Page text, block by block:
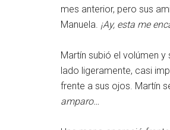
mes anterior, pero sus
Manuela. ¡Ay, esta me
Martín subió el volúmen
lado ligeramente, casi
frente a sus ojos. Martín
amparo…